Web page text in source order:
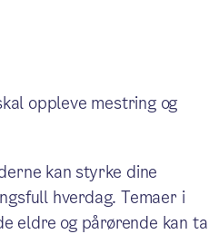
oppleve mestring og
kan styrke dine
hverdag. Temaer i
eldre og pårørende kan ta